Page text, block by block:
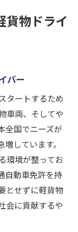
貨物ドライ
バー
タートするため
車両、そしてや
全国でニーズが
しています。
環境が整ってお
自動車免許を持
とせずに軽貨物
会に貢献するや